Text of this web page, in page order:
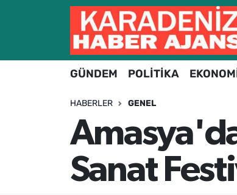
GÜNDEM POLİTİKA
HABERLER GENEL
Sanat
Hava Durumu
Trafik Durumu
Süper Lig Puan Durumu ve Fikstür
Tüm Manşetler
Son Dakika Haberleri